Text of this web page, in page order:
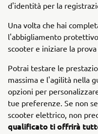
d'identità per la
Una volta che hai
l'abbigliamento
scooter e iniziare la prova
Potrai testare le
massima e l'agilità nella
opzioni per
tue preferenze. Se non
scooter elettrico, non
qualificato ti offrirà